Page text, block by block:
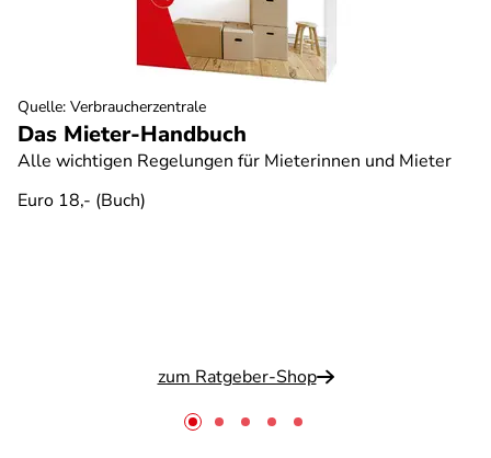
Das Mieter-Handbuch
Alle wichtigen Regelungen für Mieterinnen und Mieter
Euro 18,- (Buch)
zum Ratgeber-Shop
Quelle: Verbraucherzentrale